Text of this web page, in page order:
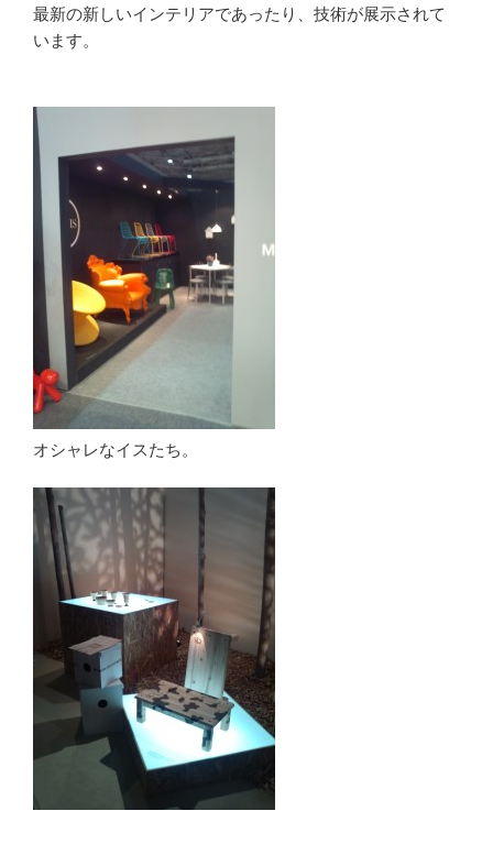
最新の新しいインテリアであったり、技術が展示されて
います。
オシャレなイスたち。